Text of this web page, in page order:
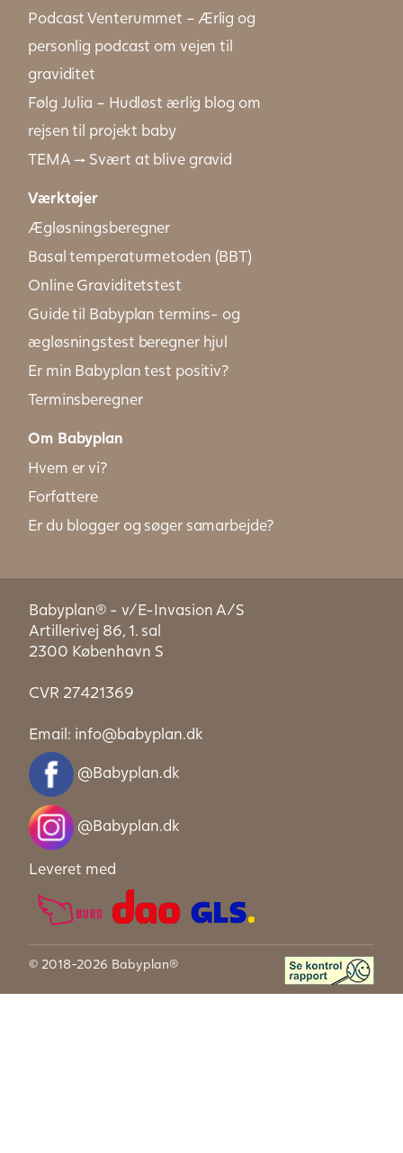
Podcast Venterummet – Ærlig og
personlig podcast om vejen til
graviditet
Følg Julia – Hudløst ærlig blog om
rejsen til projekt baby
TEMA → Svært at blive gravid
Værktøjer
Ægløsningsberegner
Basal temperaturmetoden (BBT)
Online Graviditetstest
Guide til Babyplan termins- og
ægløsningstest beregner hjul
Er min Babyplan test positiv?
Terminsberegner
Om Babyplan
Hvem er vi?
Forfattere
Er du blogger og søger samarbejde?
Babyplan® - v/E-Invasion A/S
Artillerivej 86, 1. sal
2300 København S
CVR 27421369
Email: info@babyplan.dk
@Babyplan.dk
@Babyplan.dk
Leveret med
© 2018-2026 Babyplan®